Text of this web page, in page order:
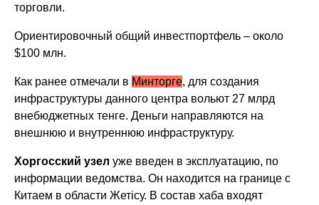
торговли.
Ориентировочный общий инвестпортфель – около
$100 млн.
Как ранее отмечали в Минторге, для создания
инфраструктуры данного центра вольют 27 млрд
внебюджетных тенге. Деньги направляются на
внешнюю и внутреннюю инфраструктуру.
Хоргосский узел уже введен в эксплуатацию, по
информации ведомства. Он находится на границе с
Китаем в области Жетісу. В состав хаба входят